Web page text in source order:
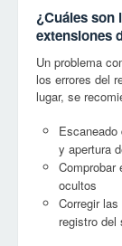
¿Cuáles son
extensiones
Un problema
los errores del
lugar, se
Escaneado
y apertura
Comprobar
ocultos
Corregir
registro del